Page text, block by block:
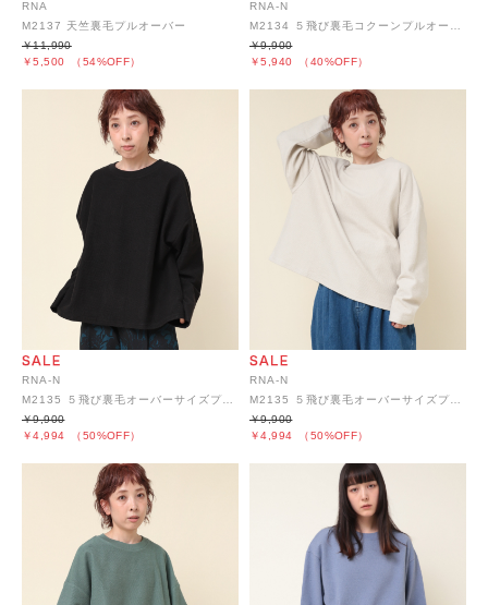
RNA
M2137 天竺裏毛プルオーバー
￥5,500 （54%OFF）
￥11,990
RNA-N
M2134 ５飛び裏毛コクーンプルオーバー
￥5,940 （40%OFF）
￥9,900
RNA-N
￥4,994 （50%OFF）
￥9,900
RNA-N
￥4,994 （50%OFF）
￥9,900